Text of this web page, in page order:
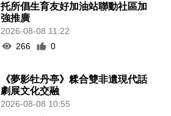
托所倡生育友好加油站聯動社區加
強推廣
2026-08-08 11:22
266
0
《夢影牡丹亭》糅合雙非遺現代話
劇展文化交融
2026-08-08 10:55